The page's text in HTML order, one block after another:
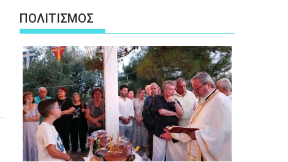
ΠΟΛΙΤΙΣΜΟΣ